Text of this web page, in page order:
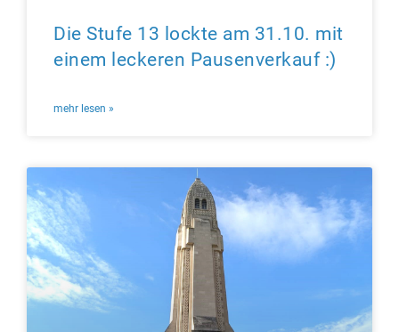
Die Stufe 13 lockte am 31.10. mit
einem leckeren Pausenverkauf :)
mehr lesen »